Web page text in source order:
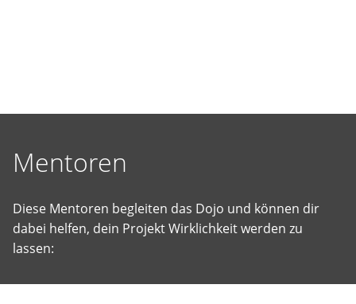
zu
Mentoren
Diese Mentoren begleiten das Dojo und können dir
dabei helfen, dein Projekt Wirklichkeit werden zu
lassen: